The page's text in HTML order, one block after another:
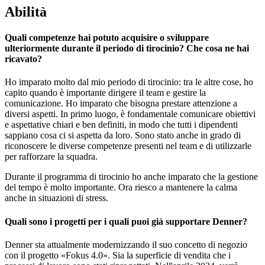
Abilità
Quali competenze hai potuto acquisire o sviluppare
ulteriormente durante il periodo di tirocinio? Che cosa ne hai
ricavato?
Ho imparato molto dal mio periodo di tirocinio: tra le altre cose, ho
capito quando è importante dirigere il team e gestire la
comunicazione. Ho imparato che bisogna prestare attenzione a
diversi aspetti. In primo luogo, è fondamentale comunicare obiettivi
e aspettative chiari e ben definiti, in modo che tutti i dipendenti
sappiano cosa ci si aspetta da loro. Sono stato anche in grado di
riconoscere le diverse competenze presenti nel team e di utilizzarle
per rafforzare la squadra.
Durante il programma di tirocinio ho anche imparato che la gestione
del tempo è molto importante. Ora riesco a mantenere la calma
anche in situazioni di stress.
Quali sono i progetti per i quali puoi già supportare Denner?
Denner sta attualmente modernizzando il suo concetto di negozio
con il progetto «Fokus 4.0». Sia la superficie di vendita che i